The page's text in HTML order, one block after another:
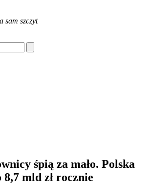
sam szczyt
śpią za mało. Polska
mld zł rocznie